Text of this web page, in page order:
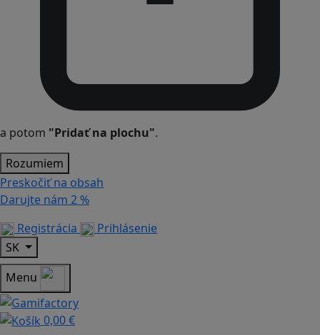
a potom "Pridať na plochu".
Rozumiem
Preskočiť na obsah
Darujte nám 2 %
Registrácia
Prihlásenie
SK
Menu
0,00 €